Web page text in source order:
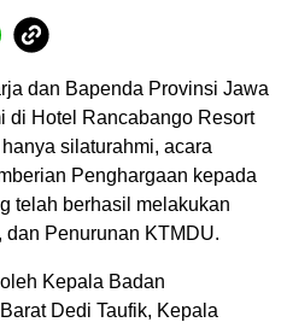
dan Bapenda Provinsi Jawa
di Hotel Rancabango Resort
silaturahmi, acara
Penghargaan kepada
telah berhasil melakukan
dan Penurunan KTMDU.
Kepala Badan
Dedi Taufik, Kepala